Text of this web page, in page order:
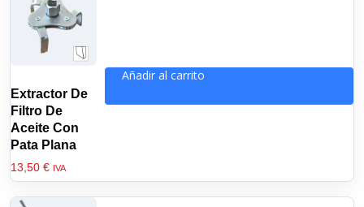
Extractor De
Filtro De
Aceite Con
Pata Plana
13,50 € IVA
Añadir al carrito